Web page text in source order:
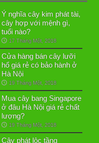
Ý nghĩa cây kim phát tài,
cây hợp với mệnh gì,
tuổi nào?
17 Tháng Một, 2018
Cửa hàng bán cây lưỡi
hổ giá rẻ có bảo hành ở
Hà Nội
19 Tháng Một, 2018
Mua cây bang Singapore
ở đâu Hà Nội giá rẻ chất
lượng?
19 Tháng Một, 2018
Cây phát lộc tầng